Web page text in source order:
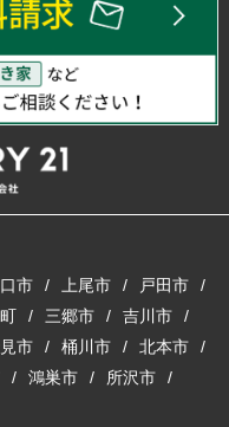
市 上尾市
戸田市
三郷市
吉川市
市 桶川市
北本市
鴻巣市
所沢市